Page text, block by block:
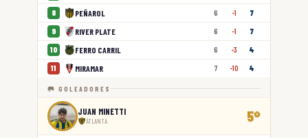
8 PEÑAROL 6 -1 7
9 RIVER PLATE 6 -1 7
10 FERRO CARRIL 6 -3 4
11 MIRAMAR 7 -10 4
🥅 GOLEADORES
JUAN MINETTI
ATLANTA 5⚽